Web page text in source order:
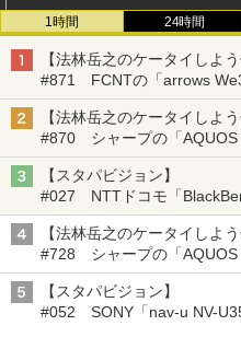
1時間 24時間
【法林岳之のケータイしよう
#871 FCNTの「arrows
【法林岳之のケータイしよう
#870 シャープの「AQUOS
【スタパビジョン】
#027 NTTドコモ「
【法林岳之のケータイしよう
#728 シャープの「AQUOS
【スタパビジョン】
#052 SONY「nav-u NV-U35